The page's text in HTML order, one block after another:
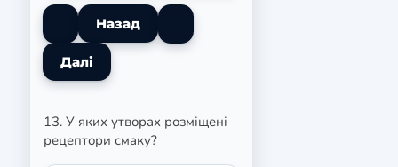
13. У яких утворах розміщені
рецептори смаку?